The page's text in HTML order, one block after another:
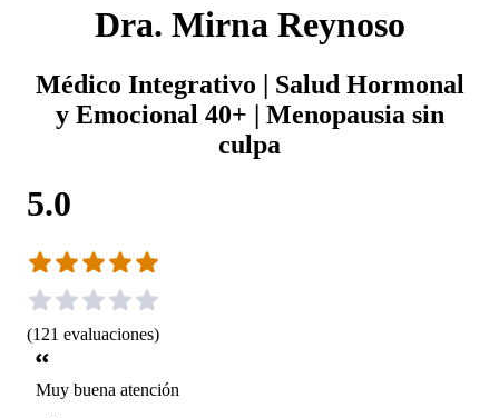
Dra. Mirna Reynoso
Médico Integrativo | Salud Hormonal
y Emocional 40+ | Menopausia sin
culpa
5.0
(121 evaluaciones)
Muy buena atención